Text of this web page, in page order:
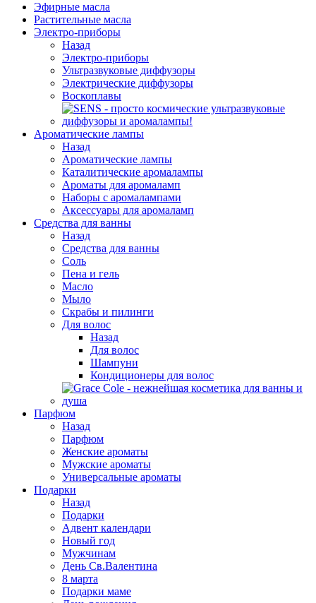
Эфирные масла
Растительные масла
Электро-приборы
Назад
Электро-приборы
Ультразвуковые диффузоры
Электрические диффузоры
Воскоплавы
Ароматические лампы
Назад
Ароматические лампы
Каталитические аромалампы
Ароматы для аромаламп
Наборы с аромалампами
Аксессуары для аромаламп
Средства для ванны
Назад
Средства для ванны
Соль
Пена и гель
Масло
Мыло
Скрабы и пилинги
Для волос
Назад
Для волос
Шампуни
Кондиционеры для волос
Парфюм
Назад
Парфюм
Женские ароматы
Мужские ароматы
Универсальные ароматы
Подарки
Назад
Подарки
Адвент календари
Новый год
Мужчинам
День Св.Валентина
8 марта
Подарки маме